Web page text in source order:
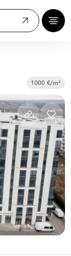
1000 €/m²